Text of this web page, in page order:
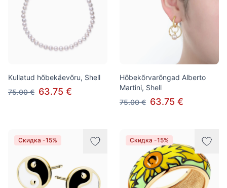
Kullatud hõbekäevõru, Shell
75.00 € 63.75 €
Hõbekõrvarõngad Alberto
Martini, Shell
75.00 € 63.75 €
Скидка -15% Скидка -15%